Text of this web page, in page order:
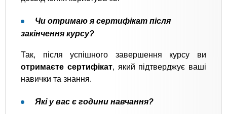
Чи отримаю я сертифікат після
закінчення курсу?
Так, після успішного завершення курсу ви
отримаєте сертифікат, який підтверджує ваші
навички та знання.
Які у вас є години навчання?